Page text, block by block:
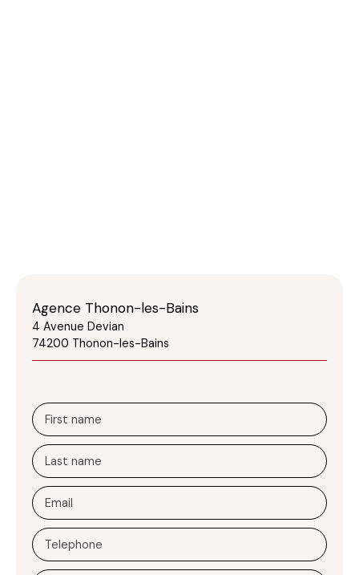
Agence Thonon-les-Bains
4 Avenue Devian
74200 Thonon-les-Bains
First name
Last name
Email
Telephone